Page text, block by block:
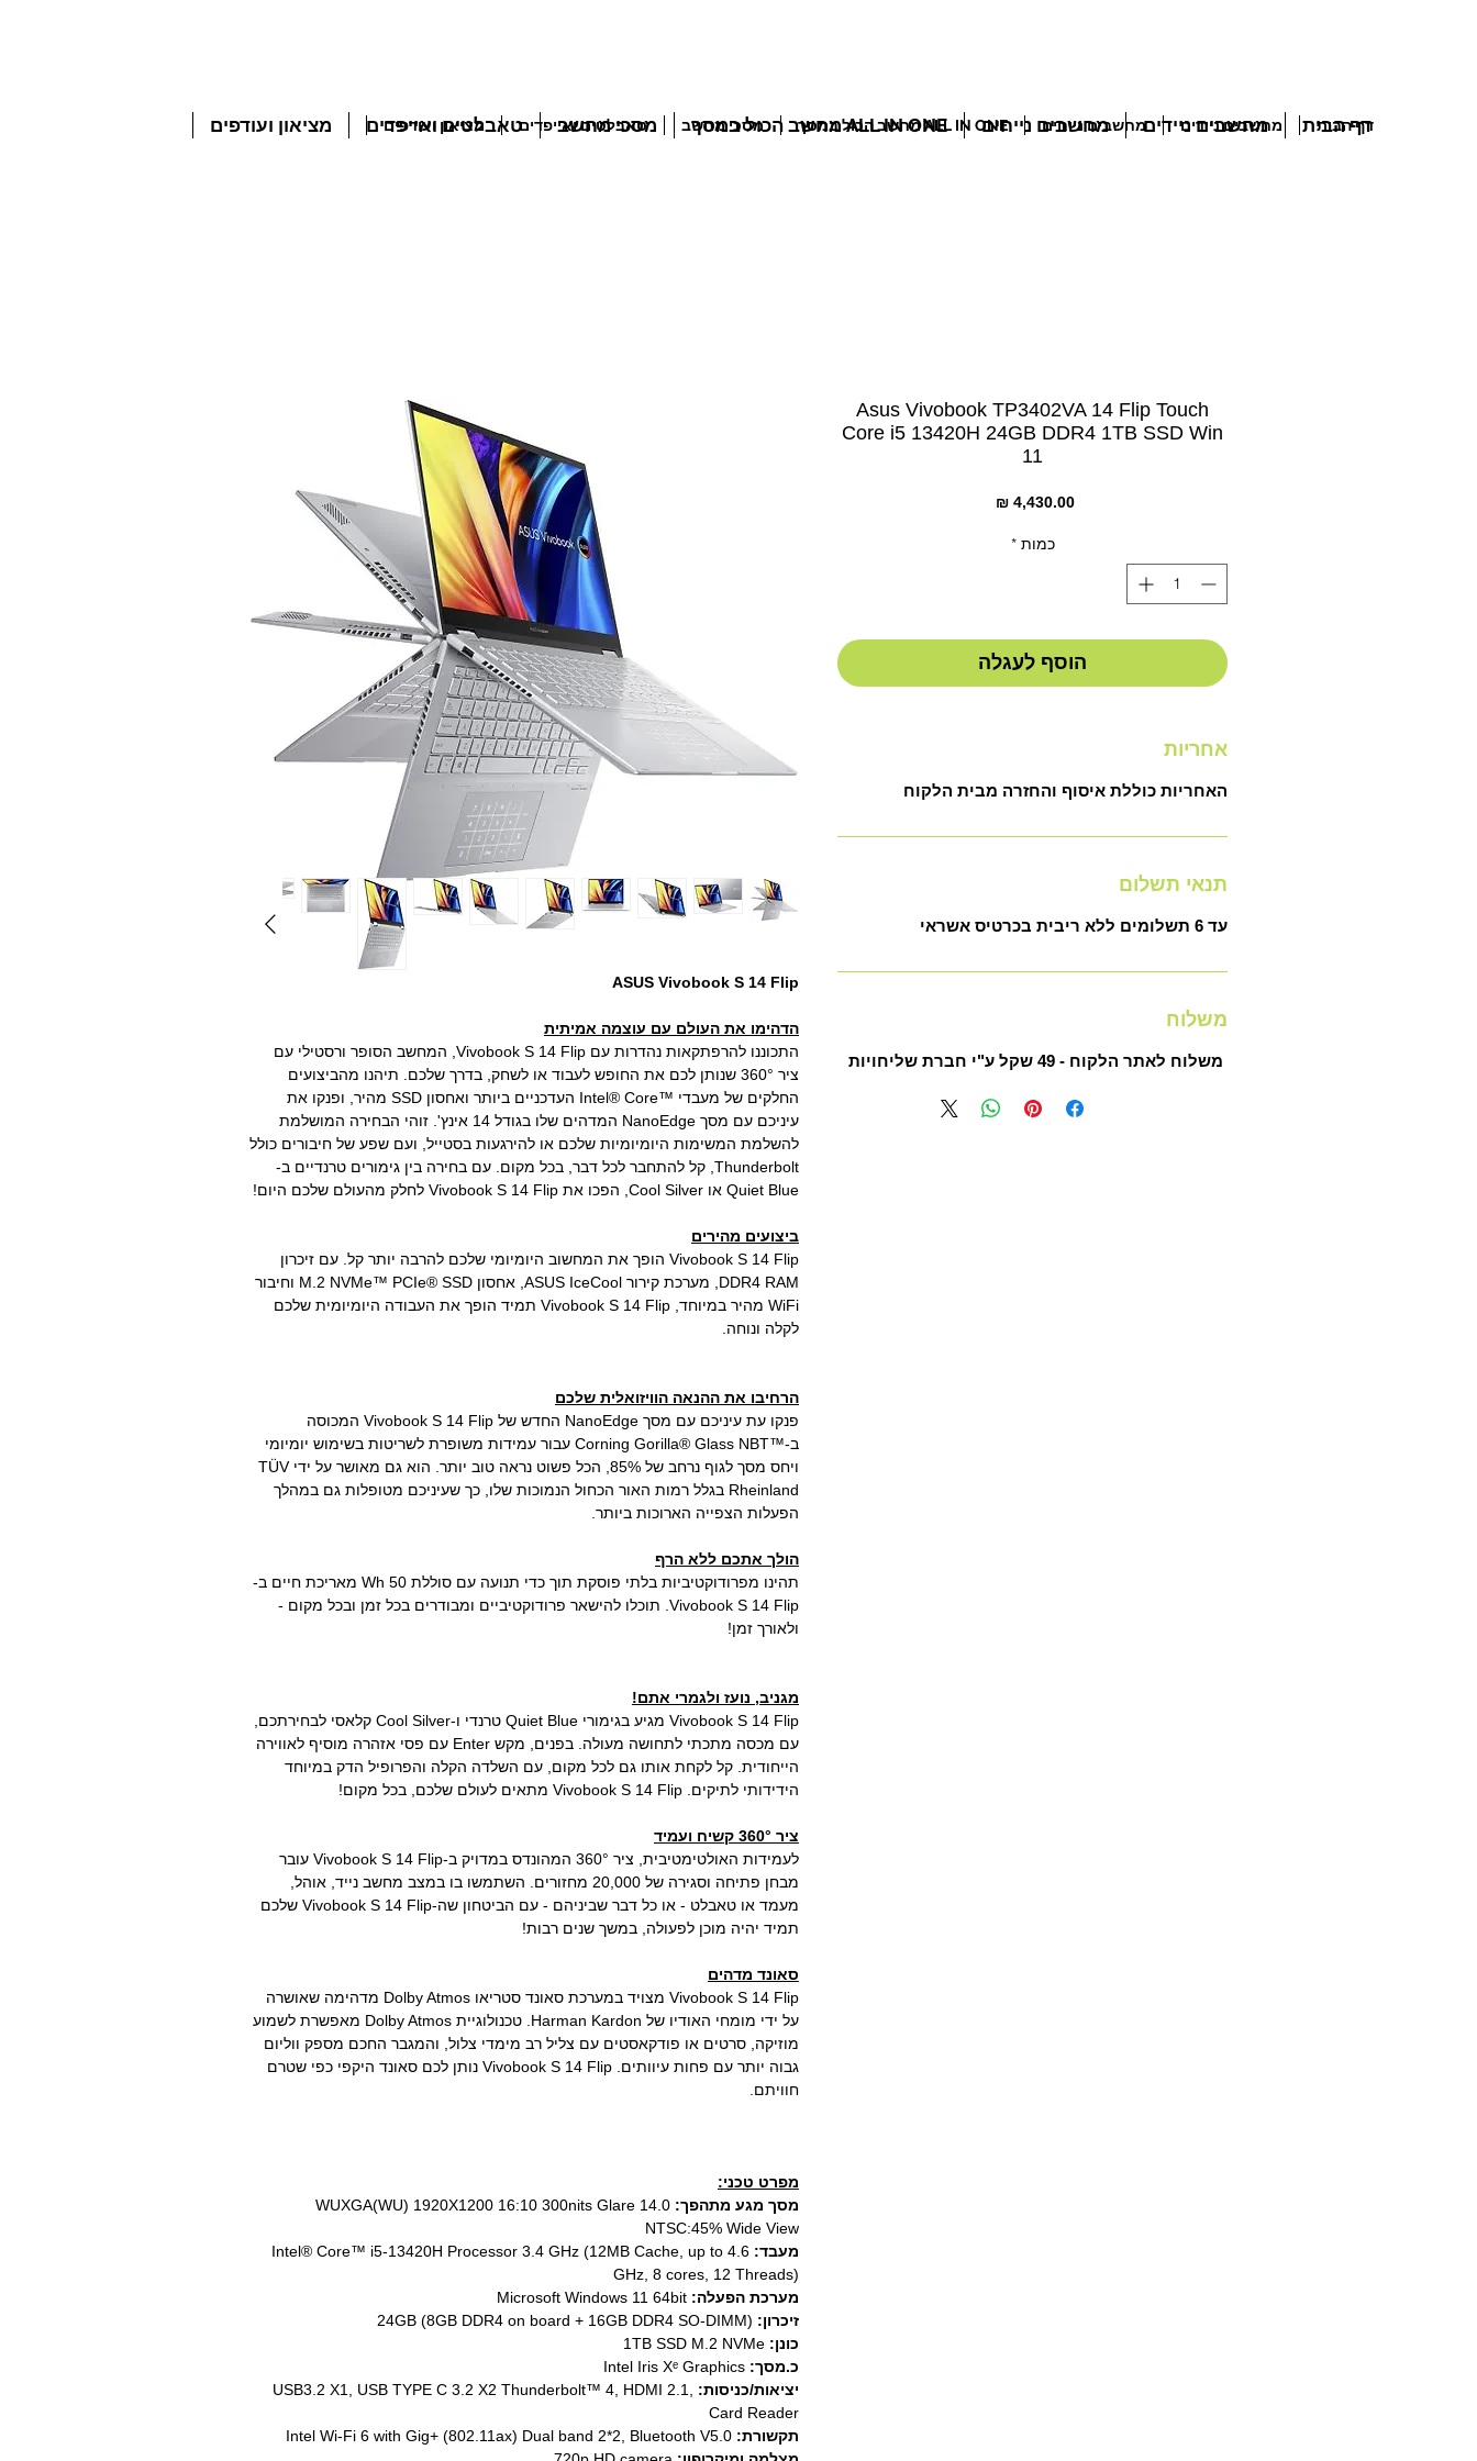
דף הבית מחשבים ניידים מחשבים נייחים ALL IN ONE מחשב הכול במסך מסכי מחשב טאבלטים ואייפדים מציאון ועודפים דף הבית מחשבים ניידים מחשבים נייחים ALL IN ONE מחשב הכול במסך מסכי מחשב טאבלטים ואייפדים מציאון ועודפים
ASUS Vivobook S 14 Flip
הדהימו את העולם עם עוצמה אמיתית
התכוננו להרפתקאות נהדרות עם Vivobook S 14 Flip, המחשב הסופר ורסטילי עם
ציר 360° שנותן לכם את החופש לעבוד או לשחק, בדרך שלכם. תיהנו מהביצועים
החלקים של מעבדי ™Intel® Core העדכניים ביותר ואחסון SSD מהיר, ופנקו את
עיניכם עם מסך NanoEdge המדהים שלו בגודל 14 אינץ'. זוהי הבחירה המושלמת
להשלמת המשימות היומיומיות שלכם או להירגעות בסטייל, ועם שפע של חיבורים כולל
Thunderbolt, קל להתחבר לכל דבר, בכל מקום. עם בחירה בין גימורים טרנדיים ב-
Quiet Blue או Cool Silver, הפכו את Vivobook S 14 Flip לחלק מהעולם שלכם היום!
ביצועים מהירים
Vivobook S 14 Flip הופך את המחשוב היומיומי שלכם להרבה יותר קל. עם זיכרון
DDR4 RAM, מערכת קירור ASUS IceCool, אחסון M.2 NVMe™ PCIe® SSD וחיבור
WiFi מהיר במיוחד, Vivobook S 14 Flip תמיד הופך את העבודה היומיומית שלכם
לקלה ונוחה.
הרחיבו את ההנאה הוויזואלית שלכם
פנקו עת עיניכם עם מסך NanoEdge החדש של Vivobook S 14 Flip המכוסה
ב-™Corning Gorilla® Glass NBT עבור עמידות משופרת לשריטות בשימוש יומיומי
ויחס מסך לגוף נרחב של 85%, הכל פשוט נראה טוב יותר. הוא גם מאושר על ידי TÜV
Rheinland בגלל רמות האור הכחול הנמוכות שלו, כך שעיניכם מטופלות גם במהלך
הפעלות הצפייה הארוכות ביותר.
הולך אתכם ללא הרף
תהינו מפרודוקטיביות בלתי פוסקת תוך כדי תנועה עם סוללת 50 Wh מאריכת חיים ב-
Vivobook S 14 Flip. תוכלו להישאר פרודוקטיביים ומבודרים בכל זמן ובכל מקום -
ולאורך זמן!
מגניב, נועז ולגמרי אתם!
Vivobook S 14 Flip מגיע בגימורי Quiet Blue טרנדי ו-Cool Silver קלאסי לבחירתכם,
עם מכסה מתכתי לתחושה מעולה. בפנים, מקש Enter עם פסי אזהרה מוסיף לאווירה
הייחודית. קל לקחת אותו גם לכל מקום, עם השלדה הקלה והפרופיל הדק במיוחד
הידידותי לתיקים. Vivobook S 14 Flip מתאים לעולם שלכם, בכל מקום!
ציר 360° קשיח ועמיד
לעמידות האולטימטיבית, ציר 360° המהונדס במדויק ב-Vivobook S 14 Flip עובר
מבחן פתיחה וסגירה של 20,000 מחזורים. השתמשו בו במצב מחשב נייד, אוהל,
מעמד או טאבלט - או כל דבר שביניהם - עם הביטחון שה-Vivobook S 14 Flip שלכם
תמיד יהיה מוכן לפעולה, במשך שנים רבות!
סאונד מדהים
Vivobook S 14 Flip מצויד במערכת סאונד סטריאו Dolby Atmos מדהימה שאושרה
על ידי מומחי האודיו של Harman Kardon. טכנולוגיית Dolby Atmos מאפשרת לשמוע
מוזיקה, סרטים או פודקאסטים עם צליל רב מימדי צלול, והמגבר החכם מספק ווליום
גבוה יותר עם פחות עיוותים. Vivobook S 14 Flip נותן לכם סאונד היקפי כפי שטרם
חוויתם.
מפרט טכני:
מסך מגע מתהפך:
14.0 WUXGA(WU) 1920X1200 16:10 300nits Glare
NTSC:45% Wide View
מעבד: Intel® Core™ i5-13420H Processor 3.4 GHz (12MB Cache, up to 4.6
GHz, 8 cores, 12 Threads)
מערכת הפעלה:
זיכרון:
כונן: 1TB SSD M.2 NVMe
כ.מסך:
יציאות/כניסות:
USB3.2 X1, USB TYPE C 3.2 X2 Thunderbolt™ 4, HDMI 2.1,
Card Reader
תקשורת:
Asus Vivobook TP3402VA 14 Flip Touch
Core i5 13420H 24GB DDR4 1TB SSD Win
11
כמות *
הוסף לעגלה
אחריות
האחריות כוללת איסוף והחזרה מבית הלקוח
תנאי תשלום
עד 6 תשלומים ללא ריבית בכרטיס אשראי
משלוח
משלוח לאתר הלקוח - 49 שקל ע"י חברת שליחויות